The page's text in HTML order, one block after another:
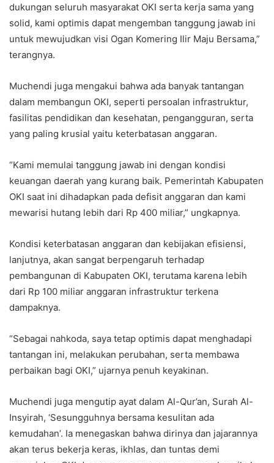
dukungan seluruh masyarakat OKI serta kerja sama yang
solid, kami optimis dapat mengemban tanggung jawab ini
untuk mewujudkan visi Ogan Komering Ilir Maju Bersama,”
terangnya.
Muchendi juga mengakui bahwa ada banyak tantangan
dalam membangun OKI, seperti persoalan infrastruktur,
fasilitas pendidikan dan kesehatan, pengangguran, serta
yang paling krusial yaitu keterbatasan anggaran.
“Kami memulai tanggung jawab ini dengan kondisi
keuangan daerah yang kurang baik. Pemerintah Kabupaten
OKI saat ini dihadapkan pada defisit anggaran dan kami
mewarisi hutang lebih dari Rp 400 miliar,” ungkapnya.
Kondisi keterbatasan anggaran dan kebijakan efisiensi,
lanjutnya, akan sangat berpengaruh terhadap
pembangunan di Kabupaten OKI, terutama karena lebih
dari Rp 100 miliar anggaran infrastruktur terkena
dampaknya.
“Sebagai nahkoda, saya tetap optimis dapat menghadapi
tantangan ini, melakukan perubahan, serta membawa
perbaikan bagi OKI,” ujarnya penuh keyakinan.
Muchendi juga mengutip ayat dalam Al-Qur’an, Surah Al-
Insyirah, ‘Sesungguhnya bersama kesulitan ada
kemudahan’. Ia menegaskan bahwa dirinya dan jajarannya
akan terus bekerja keras, ikhlas, dan tuntas demi